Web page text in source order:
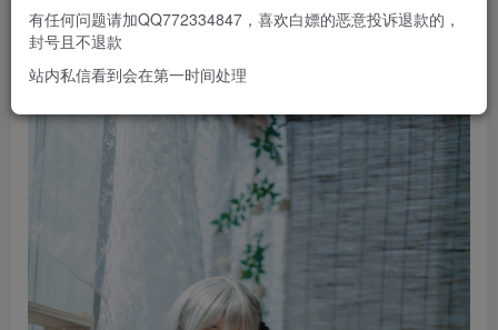
有任何问题请加QQ772334847，喜欢白嫖的恶意投诉退款的，
封号且不退款
站内私信看到会在第一时间处理